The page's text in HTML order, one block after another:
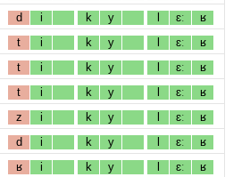
d i k y l ɛː ʁ
t i k y l ɛː ʁ
t i k y l ɛː ʁ
t i k y l ɛː ʁ
z i k y l ɛː ʁ
d i k y l ɛː ʁ
ʁ i k y l ɛː ʁ